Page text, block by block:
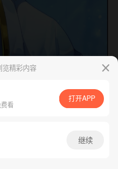
App免费看
腾漫App免费看
览精彩内容
看
打开APP
继续